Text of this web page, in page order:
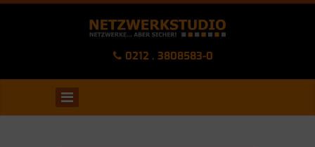
0212 . 3808583-0